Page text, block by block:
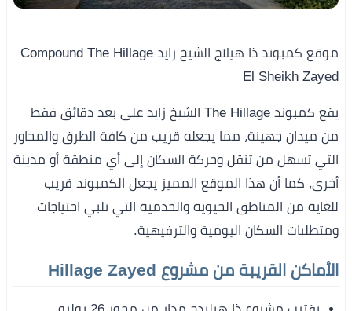
موقع كمبوند ذا هيلاج الشيخ زايد Compound The Hillage
El Sheikh Zayed
يقع كمبوند The Hillage الشيخ زايد على بعد دقائق فقط
من ميدان جهينة، مما يجعله قريب من كافة الطرق والمحاور
التي تسهل من تنقل وحركة السكان إلى أي منطقة أو مدينة
أخرى، كما أن هذا الموقع المميز يجعل الكمبوند قريب
للغاية من المناطق الحيوية والخدمية التي تلبي احتياجات
ومتطلبات السكان اليومية والترفيهية.
الأماكن القريبة من مشروع Hillage Zayed